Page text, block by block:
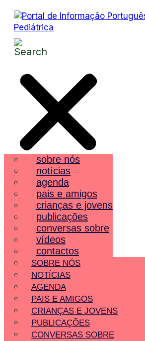
sobre nós
notícias
agenda
pais e amigos
crianças e jovens
publicações
conversas sobre
vídeos
contactos
SOBRE NÓS
NOTÍCIAS
AGENDA
PAIS E AMIGOS
CRIANÇAS E JOVENS
PUBLICAÇÕES
CONVERSAS SOBRE